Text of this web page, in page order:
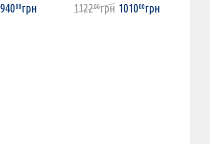
94000грн 112200грн 101000грн